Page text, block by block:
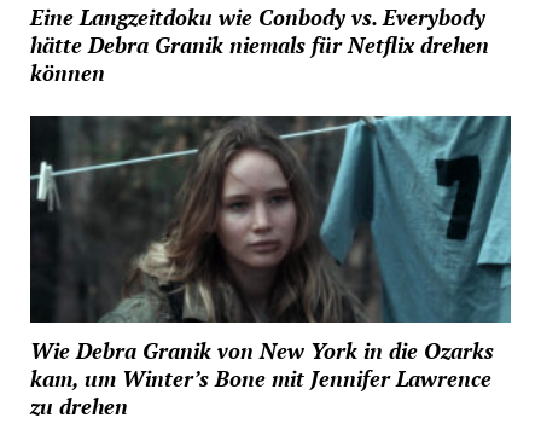
Eine Langzeitdoku wie Conbody vs. Everybody
hätte Debra Granik niemals für Netflix drehen
können
Wie Debra Granik von New York in die Ozarks
kam, um Winter’s Bone mit Jennifer Lawrence
zu drehen